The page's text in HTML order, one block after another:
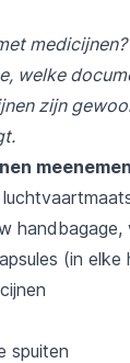
welke
zijn
handbagage,
(in elke
spuiten